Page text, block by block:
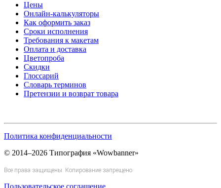
Цены
Онлайн-калькуляторы
Как оформить заказ
Сроки исполнения
Требования к макетам
Оплата и доставка
Цветопроба
Скидки
Глоссарий
Словарь терминов
Претензии и возврат товара
Политика конфиденциальности
© 2014–2026 Типография «Wowbanner»
Все права защищены. Копирование запрещено